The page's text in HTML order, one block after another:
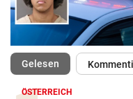
Gelesen(ausgewählt)
ÖSTERREICH